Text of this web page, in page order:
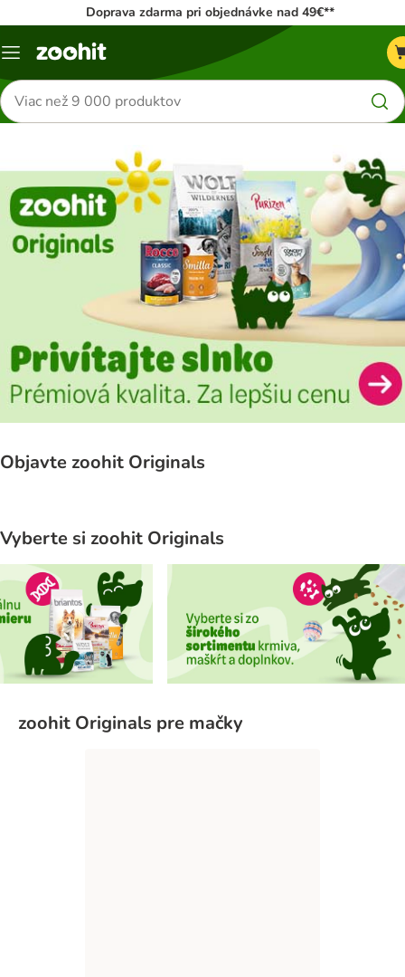
Doprava zdarma pri objednávke nad 49€**
Kategórie
Hľadať
produkty
Objavte zoohit Originals
Vyberte si zoohit Originals
zoohit Originals pre mačky